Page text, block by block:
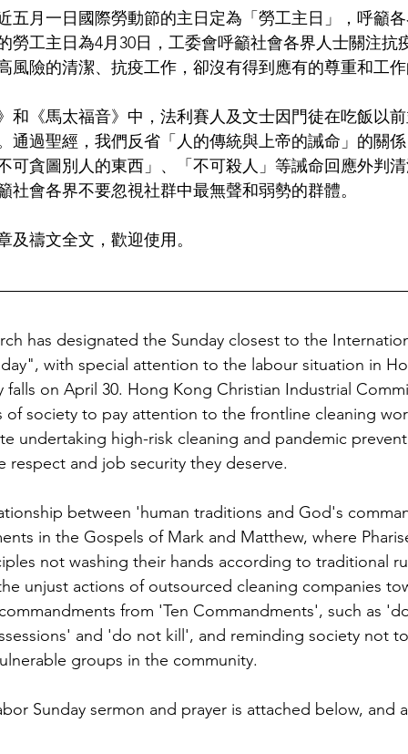
五月一日國際勞動節的主日定為「勞工主日」，呼籲
勞工主日為4月30日，工委會呼籲社會各界人士關注抗
風險的清潔、抗疫工作，卻沒有得到應有的尊重和工
和《馬太福音》中，法利賽人及文士因門徒在吃飯以
通過聖經，我們反省「人的傳統與上帝的誡命」的關
可貪圖別人的東西」、「不可殺人」等誡命回應外判
社會各界不要忽視社群中最無聲和弱勢的群體。
及禱文全文，歡迎使用。
has designated the Sunday closest to the
with special attention to the labour situation in
falls on April 30. Hong Kong Christian Industrial
of society to pay attention to the frontline cleaning
undertaking high-risk cleaning and pandemic
respect and job security they deserve.
between 'human traditions and God's
in the Gospels of Mark and Matthew, where
not washing their hands according to traditional
unjust actions of outsourced cleaning companies
from 'Ten Commandments', such as
and 'do not kill', and reminding society not
groups in the community.
Sunday sermon and prayer is attached below, and